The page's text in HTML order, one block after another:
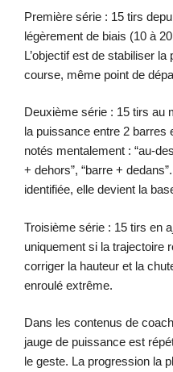
Première série : 15 tirs
légèrement de biais (10 à
L’objectif est de stabiliser
course, même point de
Deuxième série : 15 tirs au
la puissance entre 2 barres
notés mentalement : “au-
+ dehors”, “barre +
identifiée, elle devient la
Troisième série : 15 tirs en
uniquement si la trajectoire
corriger la hauteur et la
enroulé extrême.
Dans les contenus de
jauge de puissance est
le geste. La progression la